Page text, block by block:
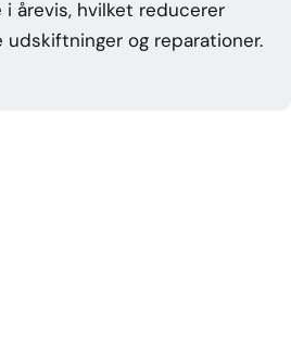
årevis, hvilket reducerer
og reparationer.